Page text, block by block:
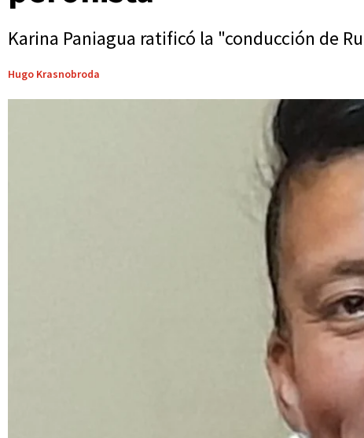
Karina Paniagua ratificó la "conducción de
Hugo Krasnobroda